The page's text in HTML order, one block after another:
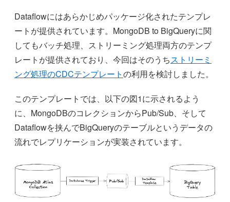
Dataflowにはあらかじめパッケージ化されたテンプレ
ートが提供されています。MongoDB to BigQueryに関
してもバッチ処理、ストリーミング処理両方のテンプ
レートが提供されており、今回はそのうちストリーミ
ング処理のCDCテンプレートの利用を検討しました。
このテンプレートでは、以下の図1に示されるよう
に、MongoDBのコレクションからPub/Sub、そして
Dataflowを挟んでBigQueryのテーブルというデータの
流れでレプリケーションが実装されています。